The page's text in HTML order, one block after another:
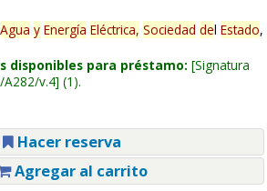
Agua y Energía Eléctrica, Sociedad del Estado,
disponibles para préstamo: Signatura
A282/v.4 (1).
Hacer reserva
Agregar al carrito